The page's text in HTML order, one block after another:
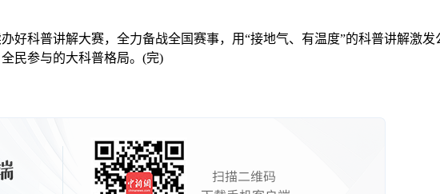
科普讲解大赛，全力备战全国赛事，用“接地气、有温度”的科普讲解激
民参与的大科普格局。(完)